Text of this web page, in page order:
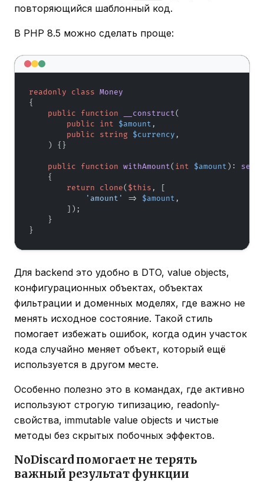
повторяющийся шаблонный код.
В PHP 8.5 можно сделать проще:
readonly class Money
{
public
function __construct(
public
int $amount ,
public
string $currency ,
) {}
public function withAmount( int $amount ): self
{
return
clone( $this , [
'amount'
=> $amount ,
        ]);
    }
}
Для backend это удобно в DTO, value objects,
конфигурационных объектах, объектах
фильтрации и доменных моделях, где важно не
менять исходное состояние. Такой стиль
помогает избежать ошибок, когда один участок
кода случайно меняет объект, который ещё
используется в другом месте.
Особенно полезно это в командах, где активно
используют строгую типизацию, readonly-
свойства, immutable value objects и чистые
методы без скрытых побочных эффектов.
NoDiscard помогает не терять
важный результат функции